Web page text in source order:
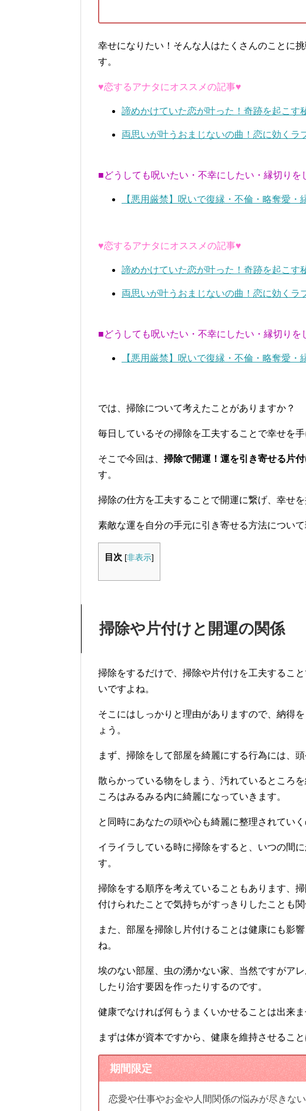
幸せになりたい！そんな人はたくさんのことに
す。
♥恋するアナタにオススメの記事♥
諦めかけていた恋が叶った！奇跡を起こす
両思いが叶うおまじないの曲！恋に効くラ
■どうしても呪いたい・不幸にしたい・縁切りを
【悪用厳禁】呪いで復縁・不倫・略奪愛
♥恋するアナタにオススメの記事♥
諦めかけていた恋が叶った！奇跡を起こす
両思いが叶うおまじないの曲！恋に効くラ
■どうしても呪いたい・不幸にしたい・縁切りを
【悪用厳禁】呪いで復縁・不倫・略奪愛
では、掃除について考えたことがありますか？
毎日しているその掃除を工夫することで幸せを
そこで今回は、 掃除で開運！運を引き寄せる片
す。
掃除の仕方を工夫することで開運に繋げ、幸せ
素敵な運を自分の手元に引き寄せる方法につい
目次 [非表示]
掃除や片付けと開運の関係
掃除をするだけで、掃除や片付けを工夫するこ
いですよね。
そこにはしっかりと理由がありますので、納得
ょう。
まず、掃除をして部屋を綺麗にする行為には、
散らかっている物をしまう、汚れているところ
ころはみるみる内に綺麗になっていきます。
と同時にあなたの頭や心も綺麗に整理されていく
イライラしている時に掃除をすると、いつの間
す。
掃除をする順序を考えていることもあります、
付けられたことで気持ちがすっきりしたことも関
また、部屋を掃除し片付けることは健康にも影
ね。
埃のない部屋、虫の湧かない家、当然ですがア
したり治す要因を作ったりするのです。
健康でなければ何もうまくいかせることは出来ま
まずは体が資本ですから、健康を維持させるこ
期間限定
恋愛や仕事やお金や人間関係の悩みが尽きな